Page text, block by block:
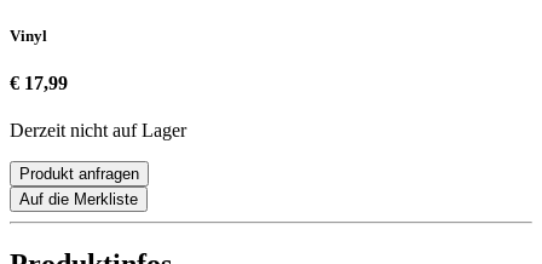
Vinyl
€ 17,99
Derzeit nicht auf Lager
Produkt anfragen
Auf die Merkliste